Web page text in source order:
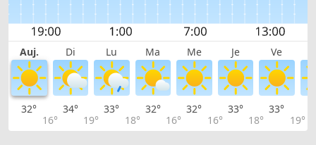
Auj. Di Lu Ma Me Je Ve
32°
16°
34°
19°
33°
18°
32°
16°
32°
16°
33°
18°
33°
19°